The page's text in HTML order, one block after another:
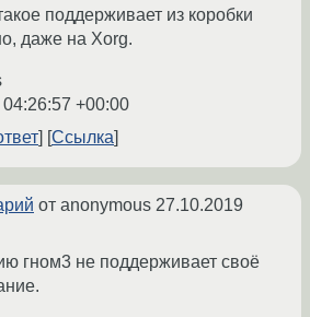
поддерживает из коробки
даже на Xorg.
+00:00
Ссылка
от anonymous 27.10.2019
гном3 не поддерживает своё